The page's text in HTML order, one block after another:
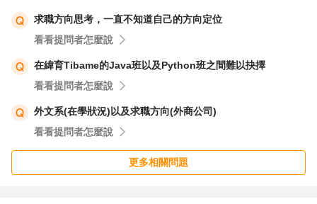
求職方向思考，一直不知道自己的方向定位
看看提問者怎麼說
在緯育Tibame的Java班以及Python班之間難以抉擇
看看提問者怎麼說
外文系(在學狀況)以及求職方向(外商公司)
看看提問者怎麼說
更多相關問題